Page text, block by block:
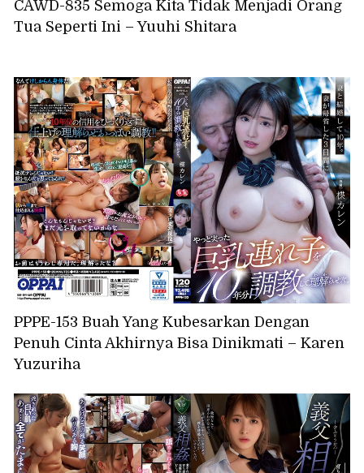
CAWD-835 Semoga Kita Tidak Menjadi Orang
Tua Seperti Ini – Yuuhi Shitara
PPPE-153 Buah Yang Kubesarkan Dengan
Penuh Cinta Akhirnya Bisa Dinikmati – Karen
Yuzuriha